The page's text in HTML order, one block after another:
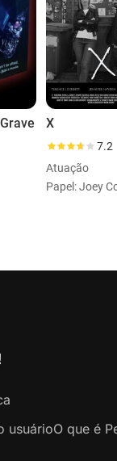
X
7.2
Atuação
Papel: Joey
usuárioO que é